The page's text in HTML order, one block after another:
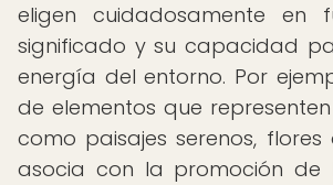
eligen cuidadosamente en
significado y su capacidad
energía del entorno. Por
de elementos que
como paisajes serenos, flores
asocia con la promoción